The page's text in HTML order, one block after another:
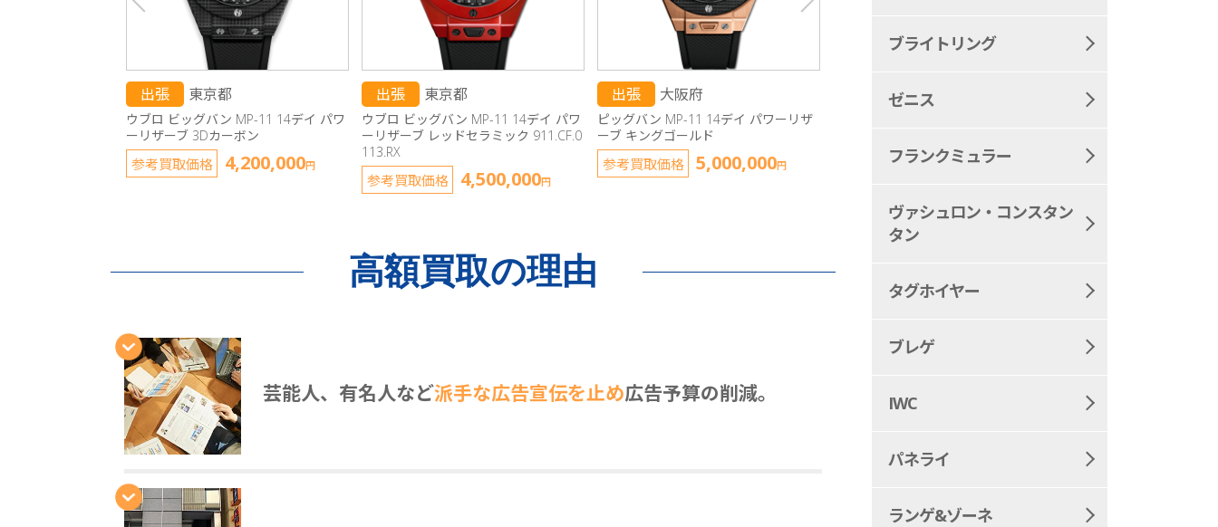
出張 東京都
ウブロ ビッグバン MP-11 14デイ パワ
ーリザーブ 3Dカーボン
参考買取価格 4,200,000円
出張 東京都
ウブロ ビッグバン MP-11 14デイ パワ
ーリザーブ レッドセラミック 911.CF.0
113.RX
参考買取価格 4,500,000円
出張 大阪府
ピッグバン MP-11 14デイ パワーリザ
ーブ キングゴールド
参考買取価格 5,000,000円
高額買取の理由
芸能人、有名人など派手な広告宣伝を止め広告予算の削減。
ブライトリング
ゼニス
フランクミュラー
ヴァシュロン・コンスタン
タン
タグホイヤー
ブレゲ
IWC
パネライ
ランゲ&ゾーネ